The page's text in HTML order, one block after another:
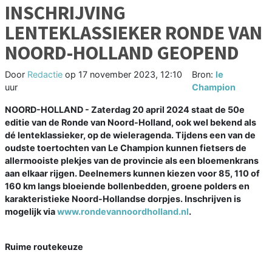
INSCHRIJVING
LENTEKLASSIEKER RONDE VAN
NOORD-HOLLAND GEOPEND
Door Redactie op 17 november 2023, 12:10
uur
Bron:le
Champion
NOORD-HOLLAND - Zaterdag 20 april 2024 staat de 50e
editie van de Ronde van Noord-Holland, ook wel bekend als
dé lenteklassieker, op de wieleragenda. Tijdens een van de
oudste toertochten van Le Champion kunnen fietsers de
allermooiste plekjes van de provincie als een bloemenkrans
aan elkaar rijgen. Deelnemers kunnen kiezen voor 85, 110 of
160 km langs bloeiende bollenbedden, groene polders en
karakteristieke Noord-Hollandse dorpjes. Inschrijven is
mogelijk viawww.rondevannoordholland.nl.
Ruime routekeuze